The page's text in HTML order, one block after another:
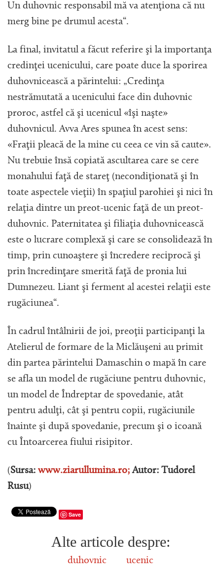
Un duhovnic responsabil mă va atenţiona că nu
merg bine pe drumul acesta“.
La final, invitatul a făcut referire şi la importanţa
credinţei ucenicului, care poate duce la sporirea
duhovnicească a părintelui: „Credinţa
nestrămutată a ucenicului face din duhovnic
proroc, astfel că şi ucenicul «îşi naşte»
duhovnicul. Avva Ares spunea în acest sens:
«Fraţii pleacă de la mine cu ceea ce vin să caute».
Nu trebuie însă copiată ascultarea care se cere
monahului faţă de stareţ (necondiţionată şi în
toate aspectele vieţii) în spaţiul parohiei şi nici în
relaţia dintre un preot-ucenic faţă de un preot-
duhovnic. Paternitatea şi filiaţia duhovnicească
este o lucrare complexă şi care se consolidează în
timp, prin cunoaştere şi încredere reciprocă şi
prin încredinţare smerită faţă de pronia lui
Dumnezeu. Liant şi ferment al acestei relaţii este
rugăciunea“.
În cadrul întâlnirii de joi, preoţii participanţi la
Atelierul de formare de la Miclăuşeni au primit
din partea părintelui Damaschin o mapă în care
se afla un model de rugăciune pentru duhovnic,
un model de Îndreptar de spovedanie, atât
pentru adulţi, cât şi pentru copii, rugăciunile
înainte şi după spovedanie, precum şi o icoană
cu Întoarcerea fiului risipitor.
(Sursa: www.ziarullumina.ro; Autor: Tudorel
Rusu)
Save
Alte articole despre:
duhovnic ucenic